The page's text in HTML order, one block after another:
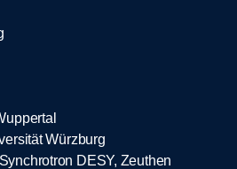
Würzburg
DESY, Zeuthen